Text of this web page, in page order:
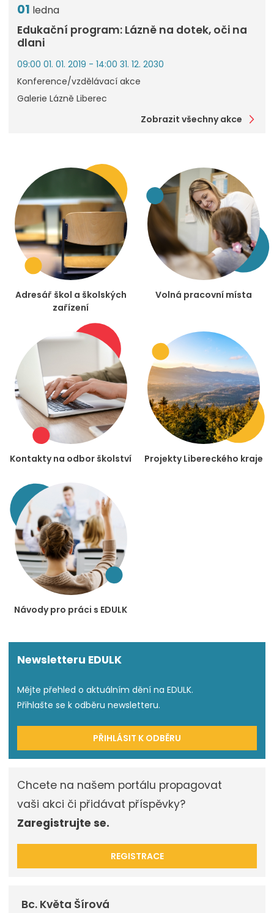
01 ledna
Edukační program: Lázně na dotek, oči na
dlani
09:00 01. 01. 2019 - 14:00 31. 12. 2030
Konference/vzdělávací akce
Galerie Lázně Liberec
Zobrazit všechny akce
Adresář škol a školských
zařízení
Volná pracovní místa
Kontakty na odbor školství Projekty Libereckého kraje
Návody pro práci s EDULK
Newsletteru EDULK
Mějte přehled o aktuálním dění na EDULK.
Přihlašte se k odběru newsletteru.
PŘIHLÁSIT K ODBĚRU
Chcete na našem portálu propagovat
vaši akci či přidávat příspěvky?
Zaregistrujte se.
REGISTRACE
Bc. Květa Šírová